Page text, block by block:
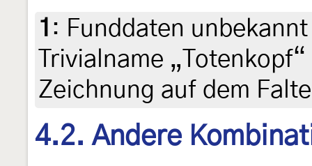
1 : Funddaten
Trivialname
Zeichnung auf dem
4.2. Andere